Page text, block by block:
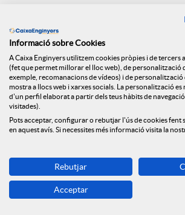
S
o
c
i
Amb aquest conveni, lligat
dels Fons Next Generation
través del Préstec ECO
Caixa d’Enginyers
compromís amb la
aposta per un món més
el marc d’aquesta
Informació sobre Cookies
A Caixa Enginyers utilitzem cookies pròpies i de tercers
(fet que permet millorar el lloc web), de personalització
exemple, recomanacions de vídeos) i de
mostra a llocs web i xarxes socials. La personalització es
d'un perfil elaborat a partir dels teus hàbits de
visitades).
Pots acceptar, configurar o rebutjar l'ús de cookies fent
en aquest avís. Si necessites més informació visita la
Rebutjar
Acceptar